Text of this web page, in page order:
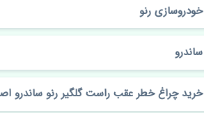
خودروسازی رنو
ساندرو
خرید چراغ خطر عقب راست گلگیر رنو ساندرو